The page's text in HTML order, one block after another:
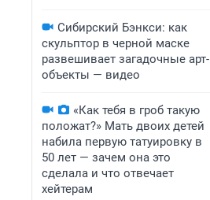
Сибирский Бэнкси: как
скульптор в черной маске
развешивает загадочные арт-
объекты — видео
«Как тебя в гроб такую
положат?» Мать двоих детей
набила первую татуировку в
50 лет — зачем она это
сделала и что отвечает
хейтерам